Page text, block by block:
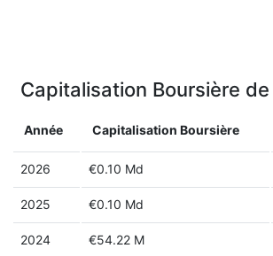
Capitalisation Boursière
Année Capitalisation Boursière
2026 €0.10 Md
2025 €0.10 Md
2024 €54.22 M